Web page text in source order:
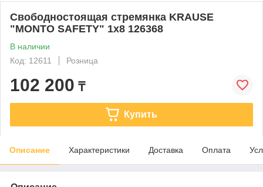
Свободностоящая стремянка KRAUSE
"MONTO SAFETY" 1х8 126368
В наличии
Код: 12611
Розница
102 200 ₸
Купить
Описание Характеристики Доставка Оплата